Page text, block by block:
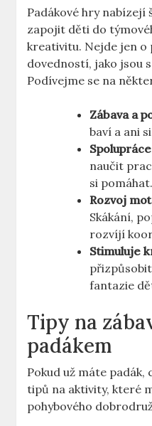
Padákové hry nabízejí
zapojit děti do
kreativitu. Nejde jen o
dovedností, jako jsou
Podívejme se na
Zábava a
baví a ani
naučit
si pomáhat.
Rozvoj
Skákání,
rozvíjí
Stimuluje
fantazie
Tipy na
padákem
Pokud už máte padák,
tipů na aktivity, které
pohybového